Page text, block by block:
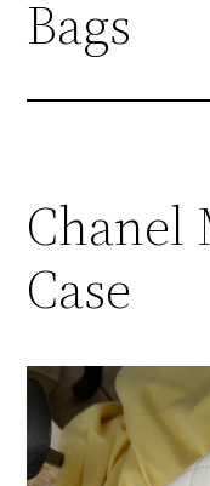
Bags
Chanel
Case